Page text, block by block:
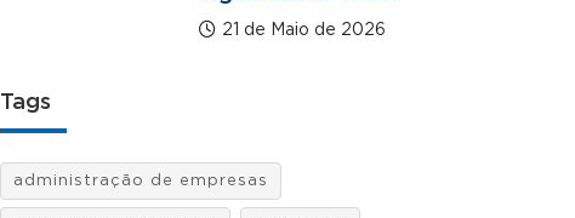
21 de Maio de 2026
Tags
administração de empresas